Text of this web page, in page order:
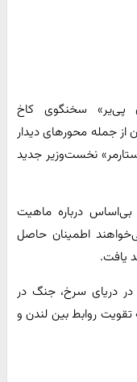
پی‌یر» سخنگوی کاخ
از جمله محورهای دیدار
نخست‌وزیر جدید
بی‌اساس درباره ماهیت
اطمینان حاصل
یافت.
در دریای سرخ، جنگ در
تقویت روابط بین لندن و